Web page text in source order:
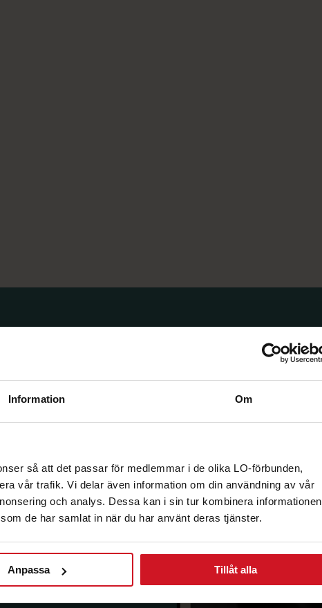
Information Om
så att det passar för medlemmar i de olika LO-förbunden,
vår trafik. Vi delar även information om din användning av vår
och analys. Dessa kan i sin tur kombinera informationen
de har samlat in när du har använt deras tjänster.
Anpassa Tillåt alla